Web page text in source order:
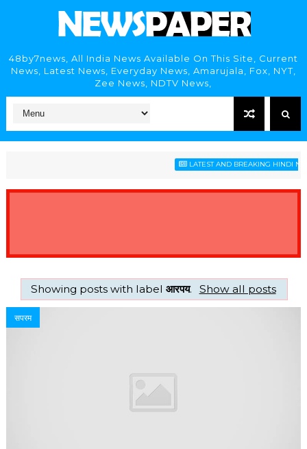
48by7news, All India News Available On This Site, Current
News, Latest News, Everyday News, Amarujala, Fox, NYT,
Zee News, NDTV News,
LATEST AND BREAKING HINDI
Showing posts with labelआरपय. Show all posts
सपरम